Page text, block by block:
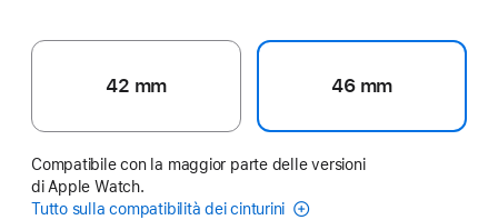
42 mm 46 mm
Compatibile con la maggior parte delle versioni
di Apple Watch.
Tutto sulla compatibilità dei cinturini